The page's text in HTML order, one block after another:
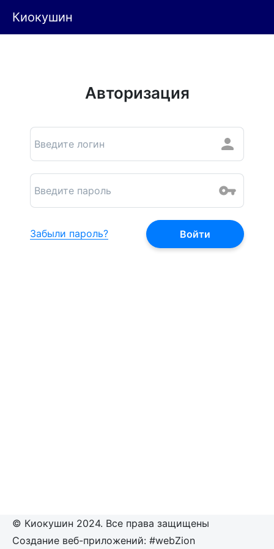
Киокушин
Авторизация
Забыли пароль?
© Киокушин 2024. Все права защищены
Создание веб-приложений: #webZion